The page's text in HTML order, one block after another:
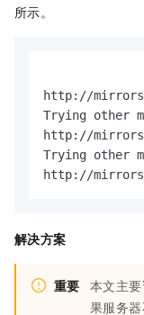
所示。
http://
Trying other
http://
Trying other
http://
解决方案
重要 本文主
果服务